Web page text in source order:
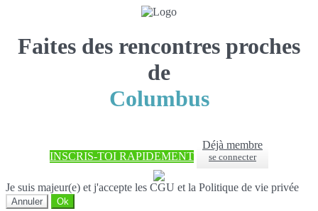
Faites des rencontres proches
de
Columbus
INSCRIS-TOI RAPIDEMENT
Déjà membre
se connecter
Je suis majeur(e) et j'accepte les CGU et la Politique de vie privée
Annuler Ok